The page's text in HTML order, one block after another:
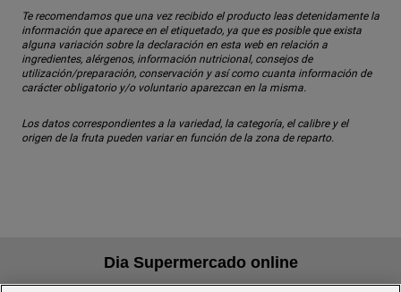
Te recomendamos que una vez recibido el producto leas detenidamente la
información que aparece en el etiquetado, ya que es posible que exista
alguna variación sobre la declaración en esta web en relación a
ingredientes, alérgenos, información nutricional, consejos de
utilización/preparación, conservación y así como cuanta información de
carácter obligatorio y/o voluntario aparezcan en la misma.
Los datos correspondientes a la variedad, la categoría, el calibre y el
origen de la fruta pueden variar en función de la zona de reparto.
Dia Supermercado online